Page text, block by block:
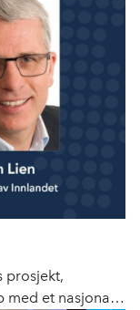
prosjekt,
med et nasjonalt